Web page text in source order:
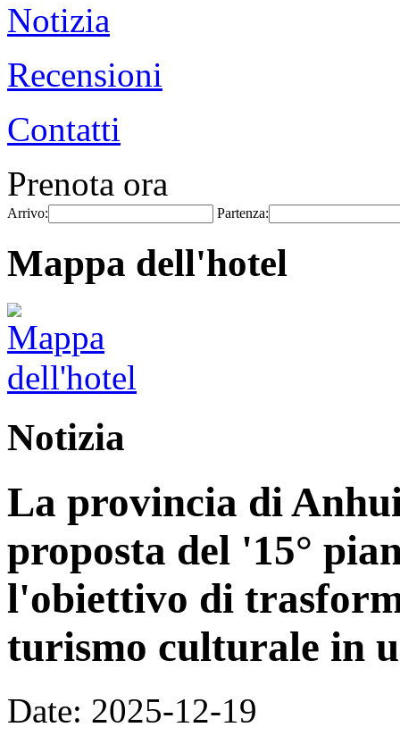
Notizia
Recensioni
Contatti
Prenota ora
Arrivo: Partenza:
Mappa dell'hotel
Notizia
La provincia di
proposta del '15°
l'obiettivo di
turismo culturale in
Date: 2025-12-19